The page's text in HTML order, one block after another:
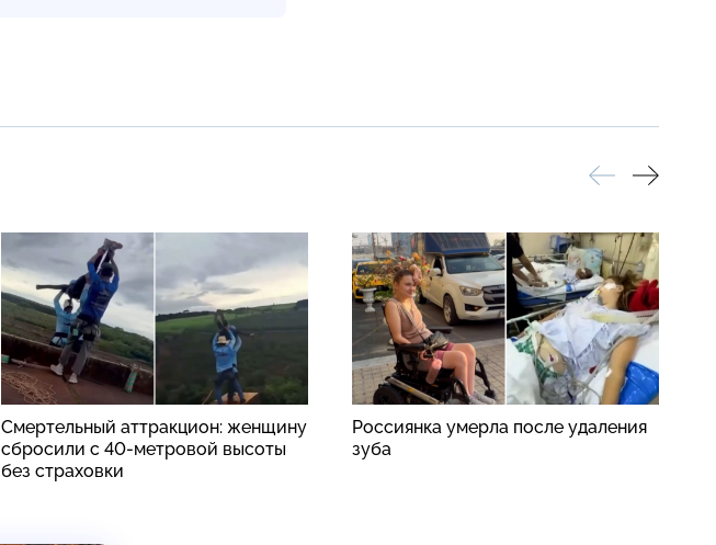
Смертельный аттракцион: женщину
сбросили с 40-метровой высоты
без страховки
Россиянка умерла после удаления
зуба